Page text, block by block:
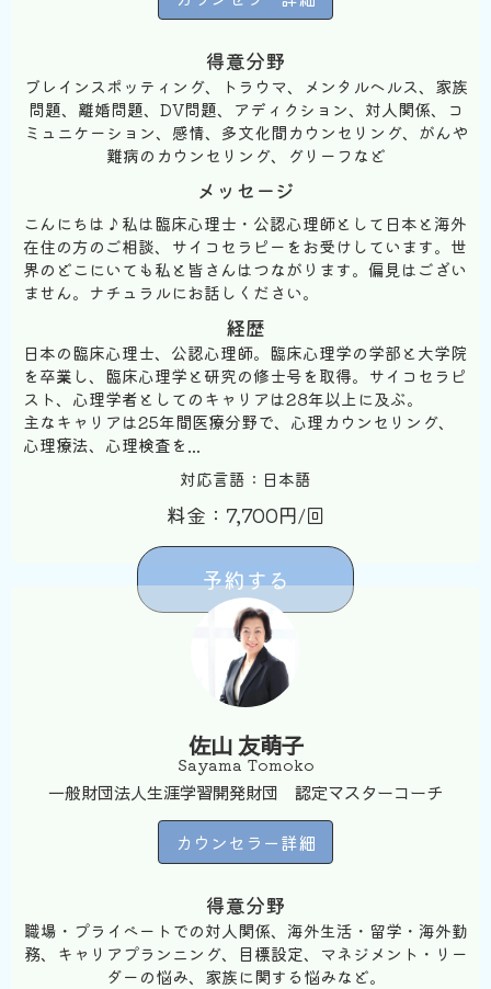
得意分野
ブレインスポッティング、トラウマ、メンタルヘルス、家族
問題、離婚問題、DV問題、アディクション、対人関係、コ
ミュニケーション、感情、多文化間カウンセリング、がんや
難病のカウンセリング、グリーフなど
メッセージ
こんにちは♪私は臨床心理士・公認心理師として日本と海外
在住の方のご相談、サイコセラピーをお受けしています。世
界のどこにいても私と皆さんはつながります。偏見はござい
ません。ナチュラルにお話しください。
経歴
日本の臨床心理士、公認心理師。臨床心理学の学部と大学院
を卒業し、臨床心理学と研究の修士号を取得。サイコセラピ
スト、心理学者としてのキャリアは28年以上に及ぶ。
主なキャリアは25年間医療分野で、心理カウンセリング、
心理療法、心理検査を...
対応言語：日本語
料金：7,700円/回
予約する
佐山 友萌子
Sayama Tomoko
一般財団法人生涯学習開発財団 認定マスターコーチ
カウンセラー詳細
得意分野
職場・プライベートでの対人関係、海外生活・留学・海外勤
務、キャリアプランニング、目標設定、マネジメント・リー
ダーの悩み、家族に関する悩みなど。